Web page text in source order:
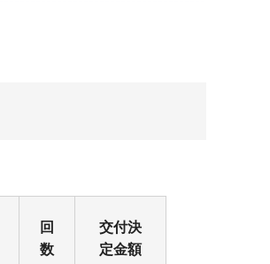
回
数
交付決
定金額